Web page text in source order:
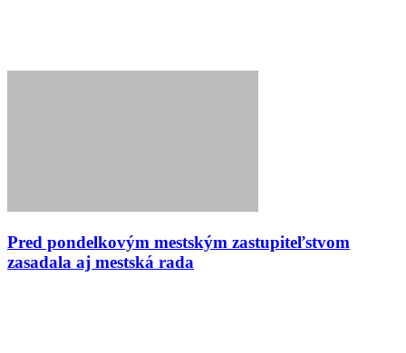
Pred pondelkovým mestským zastupiteľstvom
zasadala aj mestská rada